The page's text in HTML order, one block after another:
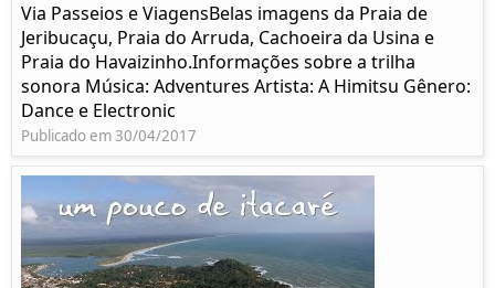
Via Passeios e ViagensBelas imagens da Praia de
Jeribucaçu, Praia do Arruda, Cachoeira da Usina e
Praia do Havaizinho.Informações sobre a trilha
sonora Música: Adventures Artista: A Himitsu Gênero:
Dance e Electronic
Publicado em 30/04/2017